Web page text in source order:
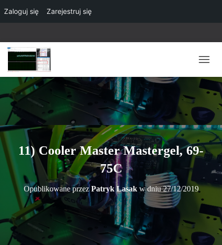
Zaloguj się Zarejestruj się
R
E
Ą
C
Z
N
A
G
C
Ę
11) Cooler Master Mastergel, 69-
75C
Opublikowane przezPatryk Lasakw dniu27/12/2019